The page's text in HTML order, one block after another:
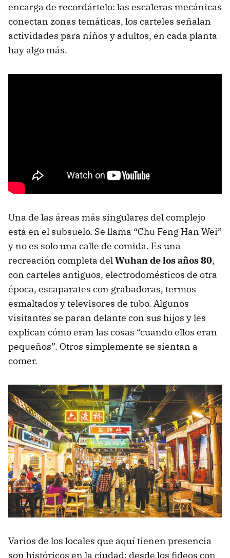
encarga de recordártelo: las escaleras mecánicas
conectan zonas temáticas, los carteles señalan
actividades para niños y adultos, en cada planta
hay algo más.
Una de las áreas más singulares del complejo
está en el subsuelo. Se llama “Chu Feng Han Wei”
y no es solo una calle de comida. Es una
recreación completa delWuhan de los años 80,
con carteles antiguos, electrodomésticos de otra
época, escaparates con grabadoras, termos
esmaltados y televisores de tubo. Algunos
visitantes se paran delante con sus hijos y les
explican cómo eran las cosas “cuando ellos eran
pequeños”. Otros simplemente se sientan a
comer.
Varios de los locales que aquí tienen presencia
son históricos en la ciudad: desde los fideos con